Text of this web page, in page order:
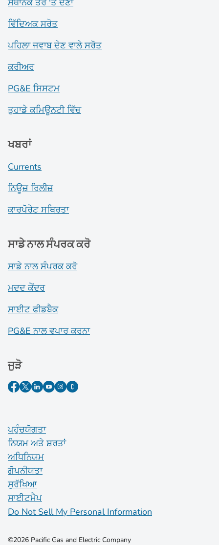
ਸਥਾਨਕ ਤੌਰ 'ਤੇ ਦੇਣਾ
ਵਿੱਦਿਅਕ ਸਰੋਤ
ਪਹਿਲਾ ਜਵਾਬ ਦੇਣ ਵਾਲੇ ਸਰੋਤ
ਕਰੀਅਰ
PG&E ਸਿਸਟਮ
ਤੁਹਾਡੇ ਕਮਿਊਨਟੀ ਵਿੱਚ
ਖਬਰਾਂ
Currents
ਨਿਊਜ਼ ਰਿਲੀਜ਼
ਕਾਰਪੋਰੇਟ ਸਥਿਰਤਾ
ਸਾਡੇ ਨਾਲ ਸੰਪਰਕ ਕਰੋ
ਸਾਡੇ ਨਾਲ ਸੰਪਰਕ ਕਰੋ
ਮਦਦ ਕੇਂਦਰ
ਸਾਈਟ ਫੀਡਬੈਕ
PG&E ਨਾਲ ਵਪਾਰ ਕਰਨਾ
ਜੁੜੋ
ਪਹੁੰਚਯੋਗਤਾ
ਨਿਯਮ ਅਤੇ ਸ਼ਰਤਾਂ
ਅਧਿਨਿਯਮ
ਗੋਪਨੀਯਤਾ
ਸੁਰੱਖਿਆ
ਸਾਈਟਮੈਪ
Do Not Sell My Personal Information
©2026 Pacific Gas and Electric Company